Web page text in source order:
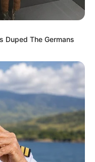
Duped The Germans